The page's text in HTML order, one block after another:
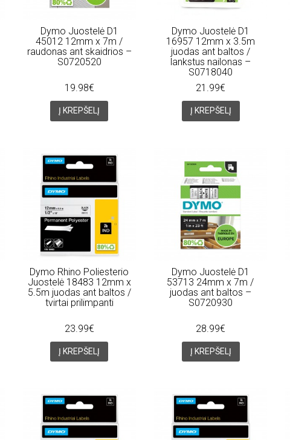
Dymo Juostelė D1
45012 12mm x 7m /
raudonas ant skaidrios –
S0720520
19.98€
Į KREPŠELĮ
Dymo Juostelė D1
16957 12mm x 3.5m
juodas ant baltos /
lankstus nailonas –
S0718040
21.99€
Į KREPŠELĮ
Dymo Rhino Poliesterio
Juostelė 18483 12mm x
5.5m juodas ant baltos /
tvirtai prilimpanti
23.99€
Į KREPŠELĮ
Dymo Juostelė D1
53713 24mm x 7m /
juodas ant baltos –
S0720930
28.99€
Į KREPŠELĮ